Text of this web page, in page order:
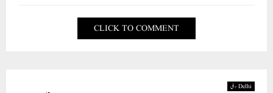
CLICK TO COMMENT
Delhi دہلی